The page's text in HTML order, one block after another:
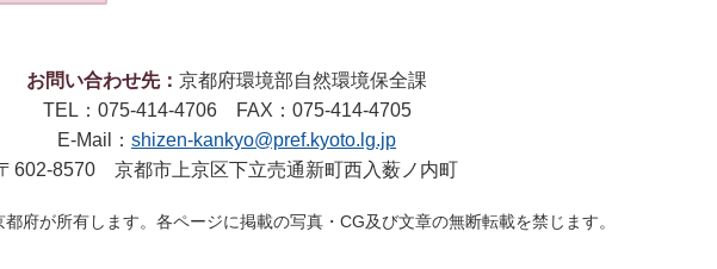
お問い合わせ先： 京都府環境部自然環境保全課
TEL：075-414-4706 FAX：075-414-4705
E-Mail： shizen-kankyo@pref.kyoto.lg.jp
602-8570 京都市上京区下立売通新町西入薮ノ内町
府が所有します。各ページに掲載の写真・CG及び文章の無断転載を禁じます。